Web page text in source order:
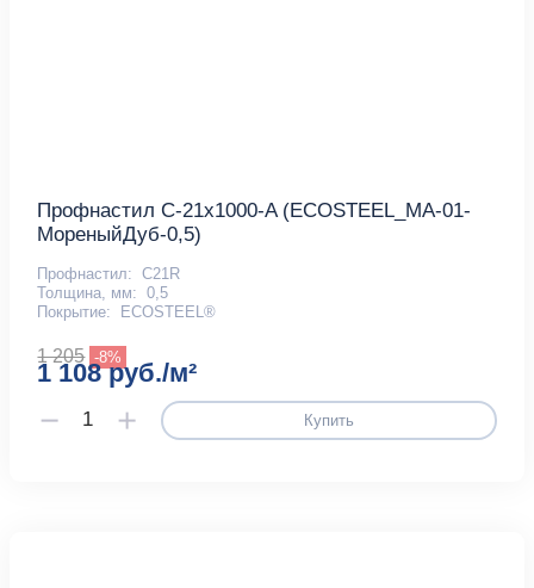
Профнастил С-21x1000-A (ECOSTEEL_MA-01-
МореныйДуб-0,5)
Профнастил: С21R
Толщина, мм: 0,5
Покрытие:
ECOSTEEL®
1 205 -8%
1 108 руб./м²
Купить